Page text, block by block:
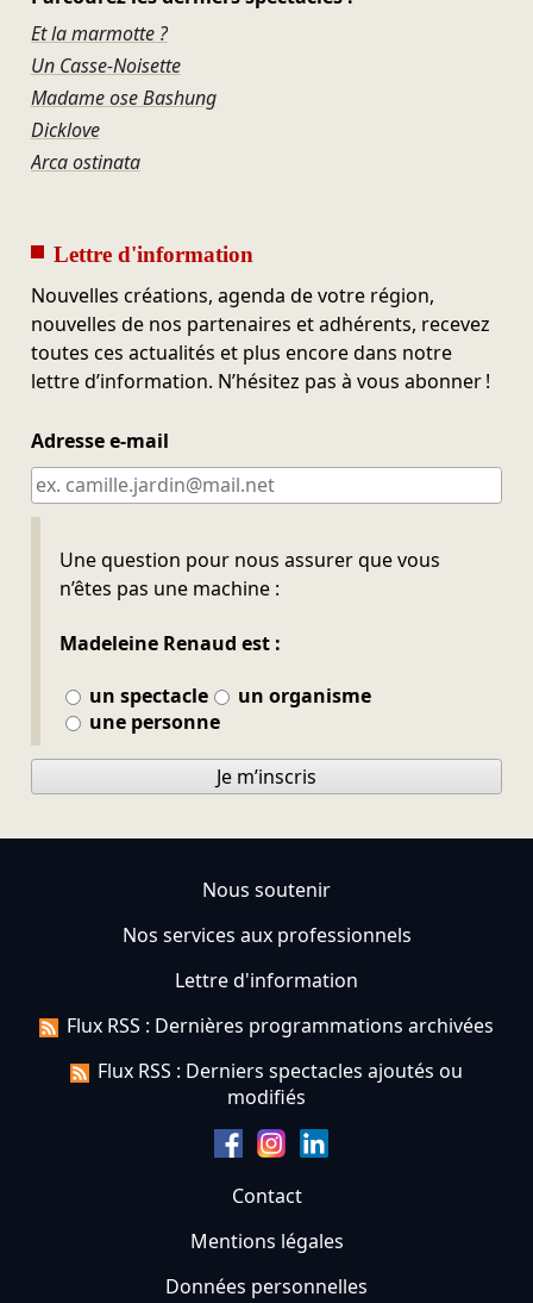
Et la marmotte ?
Un Casse-Noisette
Madame ose Bashung
Dicklove
Arca ostinata
Lettre d'information
Nouvelles créations, agenda de votre région,
nouvelles de nos partenaires et adhérents, recevez
toutes ces actualités et plus encore dans notre
lettre d’information. N’hésitez pas à vous abonner !
Adresse e-mail
Une question pour nous assurer que vous
n’êtes pas une machine :
Madeleine Renaud est :
un spectacle
un organisme
une personne
Ne pas remplir
Je m’inscris
Nous soutenir
Nos services aux professionnels
Lettre d'information
Flux RSS : Dernières programmations archivées
Flux RSS : Derniers spectacles ajoutés ou
modifiés
Contact
Mentions légales
Données personnelles